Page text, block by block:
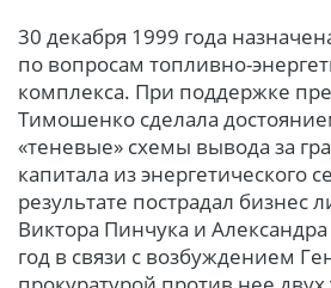
30 декабря 1999 года
по вопросам топливно-
комплекса. При поддержке
Тимошенко сделала
«теневые» схемы вывода за
капитала из энергетического
результате пострадал бизнес
Виктора Пинчука и
год в связи с возбуждением